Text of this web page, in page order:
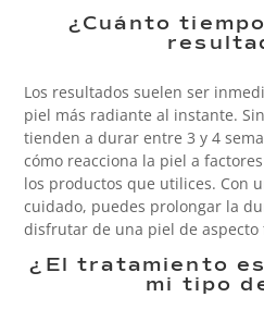
¿Cuánto
Los resultados suelen ser
piel más radiante al instante.
tienden a durar entre 3 y 4
cómo reacciona la piel a
los productos que utilices. Con
cuidado, puedes prolongar la
disfrutar de una piel de aspecto
¿El tratamiento
mi tipo